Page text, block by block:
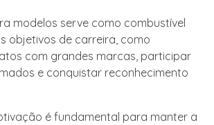
modelos serve como combustível
objetivos de carreira, como
com grandes marcas, participar
e conquistar reconhecimento
é fundamental para manter a